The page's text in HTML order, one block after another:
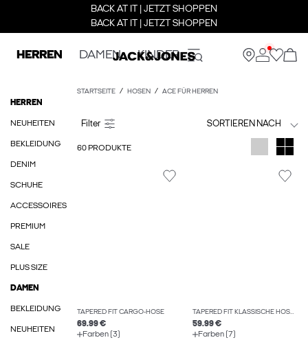
BACK AT IT | JETZT SHOPPEN
BACK AT IT | JETZT SHOPPEN
HERREN DAMEN KINDER
HERREN
NEUHEITEN
BEKLEIDUNG
DENIM
SCHUHE
ACCESSOIRES
PREMIUM
SALE
PLUS SIZE
DAMEN
BEKLEIDUNG
NEUHEITEN
STARTSEITE HOSEN ACE FÜR HERREN
SORTIEREN NACH
60 PRODUKTE
TAPERED FIT CARGO-HOSE
69.99 €
Farben (3)
TAPERED FIT KLASSISCHE HOSEN
59.99 €
Farben (7)